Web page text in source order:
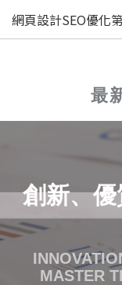
網頁設計SEO優化
最
創新、
MASTER